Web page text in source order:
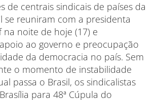
de centrais sindicais de países da
se reuniram com a presidenta
na noite de hoje (17) e
ao governo e preocupação
da democracia no país. Sem
o momento de instabilidade
passa o Brasil, os sindicalistas
para 48ª Cúpula do